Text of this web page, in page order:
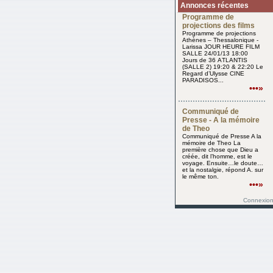
Annonces récentes
Programme de
projections des films
Programme de projections
Athènes – Thessalonique -
Larissa JOUR HEURE FILM
SALLE 24/01/13 18:00
Jours de 36 ΑTLANTIS
(SALLE 2) 19:20 & 22:20 Le
Regard d’Ulysse CINE
PARADISOS...
•••»
Communiqué de
Presse - A la mémoire
de Theo
Communiqué de Presse A la
mémoire de Theo La
première chose que Dieu a
créée, dit l’homme, est le
voyage. Ensuite…le doute…
et la nostalgie, répond A. sur
le même ton.
•••»
Connexion